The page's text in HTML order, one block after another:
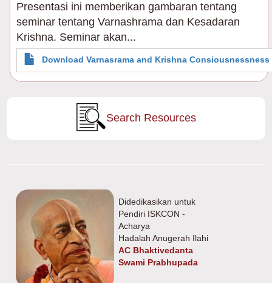
Presentasi ini memberikan gambaran tentang
seminar tentang Varnashrama dan Kesadaran
Krishna. Seminar akan...
Download Varnasrama and Krishna
Search Resources
Didedikasikan untuk
Pendiri ISKCON -
Acharya
Hadalah Anugerah Ilahi
AC Bhaktivedanta
Swami Prabhupada